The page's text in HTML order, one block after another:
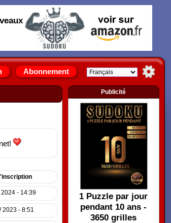
Abonnement
- 14:39
2023 - 8:51
Publicité
1 Puzzle par jour
pendant 10 ans -
3650 grilles